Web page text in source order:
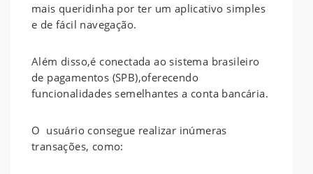
mais queridinha por ter um aplicativo simples
e de fácil navegação.
Além disso,é conectada ao sistema brasileiro
de pagamentos (SPB),oferecendo
funcionalidades semelhantes a conta bancária.
O usuário consegue realizar inúmeras
transações, como: